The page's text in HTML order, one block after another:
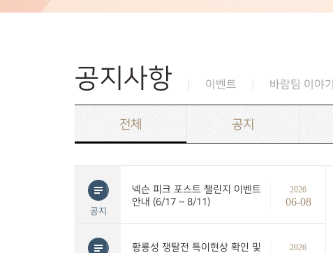
공지사항 이벤트 바람팀 이야기
전체 공지
공지
넥슨 피크 포스트 챌린지 이벤트
안내 (6/17 ~ 8/11)
2026
06-08
황룡성 쟁탈전 특이현상 확인 및
2026